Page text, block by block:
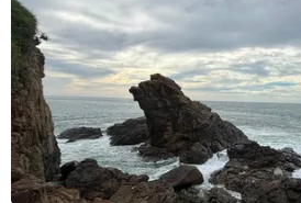
Du lịch Việt Nam
21/02/2020 06:39
Tổng cục Du lịch Việt Nam và
Prix đã chính thức ký kết Thỏa
2020-2025 nhằm quảng bá du
đua công thức 1 Hà Nội tới thế